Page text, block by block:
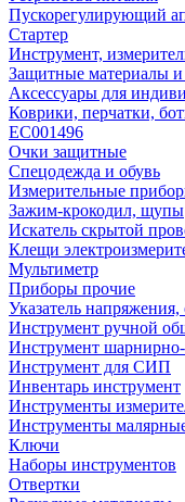
Пускорегулирующий
Стартер
Инструмент,
Защитные материалы и
Аксессуары для
Коврики, перчатки,
EC001496
Очки защитные
Спецодежда и обувь
Измерительные
Зажим-крокодил, щупы
Искатель скрытой
Клещи
Мультиметр
Приборы прочие
Указатель
Инструмент ручной
Инструмент
Инструмент для СИП
Инвентарь инструмент
Инструменты
Инструменты
Ключи
Наборы инструментов
Отвертки